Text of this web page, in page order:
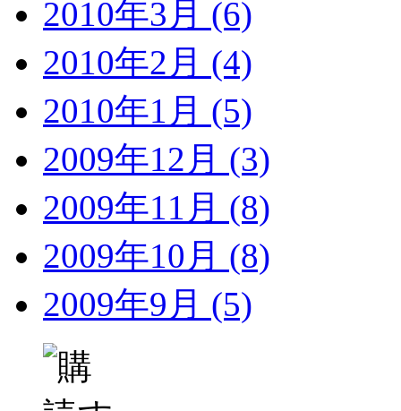
2010年3月 (6)
2010年2月 (4)
2010年1月 (5)
2009年12月 (3)
2009年11月 (8)
2009年10月 (8)
2009年9月 (5)